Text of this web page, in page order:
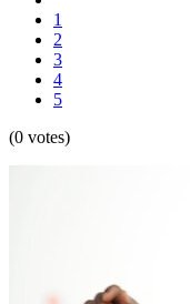
1
2
3
4
5
(0 votes)